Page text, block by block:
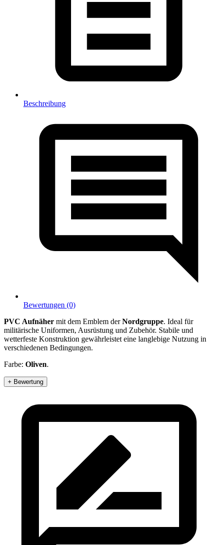
Beschreibung
Bewertungen (0)
PVC Aufnäher mit dem Emblem derNordgruppe. Ideal für
militärische Uniformen, Ausrüstung und Zubehör. Stabile und
wetterfeste Konstruktion gewährleistet eine langlebige Nutzung in
verschiedenen Bedingungen.
Farbe: Oliven.
+ Bewertung